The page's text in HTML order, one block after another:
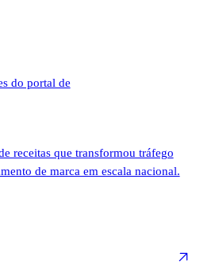
do portal de
receitas que transformou tráfego
de marca em escala nacional.